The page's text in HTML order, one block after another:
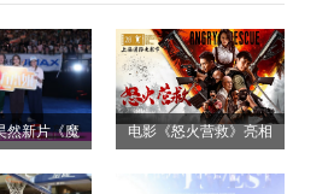
然新片《魔 电影《怒火营救》亮相